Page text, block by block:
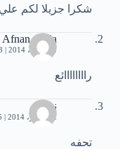
شكرا جزيلا لكم
Afnan Akila
13 أبريل، 2014 | 6:53 م
راااااااائع
ندى
2 سبتمبر، 2014 | 12:55 م
تحفه